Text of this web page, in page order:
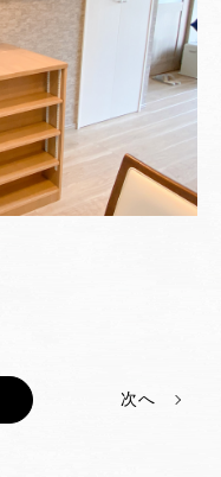
次へ